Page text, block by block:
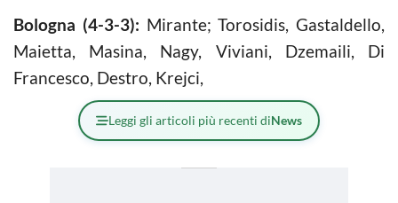
Bologna (4-3-3): Mirante; Torosidis, Gastaldello,
Maietta, Masina, Nagy, Viviani, Dzemaili, Di
Francesco, Destro, Krejci,
Leggi gli articoli più recenti diNews